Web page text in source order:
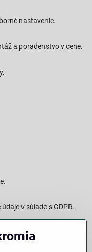
nastavenie.
a poradenstvo v cene.
v súlade s GDPR.